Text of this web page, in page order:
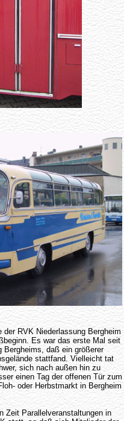
RVK Niederlassung Bergheim
Es war das erste Mal seit
Bergheims, daß ein größerer
stattfand. Vielleicht tat
sich nach außen hin zu
einen Tag der offenen Tür zum
oder Herbstmarkt in Bergheim
Zeit Parallelveranstaltungen in